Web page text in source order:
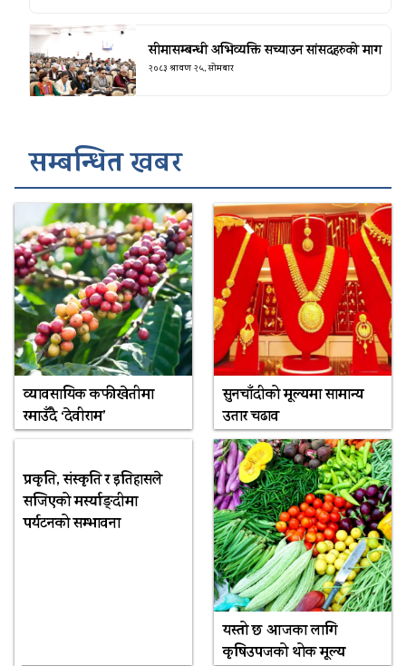
सीमासम्बन्धी अभिव्यक्ति सच्याउन सांसदहरुको माग
२०८३ श्रावण २५, सोमबार
सम्बन्धित खबर
व्यावसायिक कफीखेतीमा
रमाउँदै ‘देवीराम’
सुनचाँदीको मूल्यमा सामान्य
उतार चढाव
प्रकृति, संस्कृति र इतिहासले
सजिएको मर्स्याङ्दीमा
पर्यटनको सम्भावना
यस्तो छ आजका लागि
कृषिउपजको थोक मूल्य